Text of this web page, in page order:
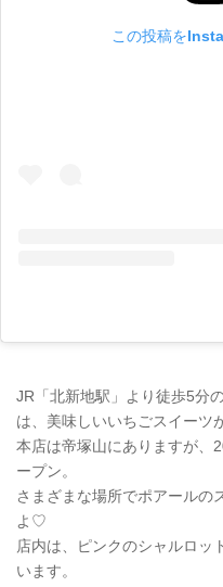
この投稿を
JR「北新地駅」より徒歩5分
は、美味しいいちごスイーツ
本店は帝塚山にありますが、
ープン。
さまざまな場所でポアールの
よ♡
店内は、ピンクのシャルロッ
います。